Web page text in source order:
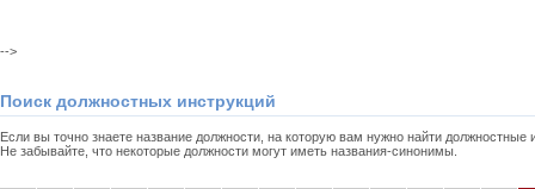
-->
Поиск должностных инструкций
Если вы точно знаете название должности, на которую вам нужно найти
Не забывайте, что некоторые должности могут иметь названия-синонимы.